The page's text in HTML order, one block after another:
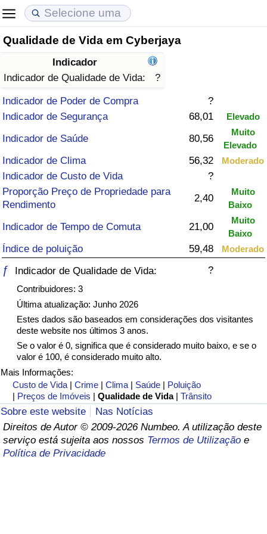
Qualidade de Vida em Cyberjaya
Indicador
Indicador de Qualidade de Vida:
?
Indicador de Poder de Compra
?
Indicador de Segurança
68,01 Elevado
Indicador de Saúde 80,56
Muito
Elevado
Indicador de Clima 56,32 Moderado
Indicador de Custo de Vida
?
Proporção Preço de Propriedade para
Rendimento
2,40
Muito
Baixo
Indicador de Tempo de Comuta 21,00
Muito
Baixo
Índice de poluição 59,48 Moderado
ƒ Indicador de Qualidade de Vida: ?
Contribuidores: 3
Última atualização: Junho 2026
Estes dados são baseados em considerações dos visitantes
deste website nos últimos 3 anos.
Se o valor é 0, significa que é considerado muito baixo, e se o
valor é 100, é considerado muito alto.
Mais Informações:
Custo de Vida |Crime |Clima | Saúde | Poluição
| Preços de Imóveis |Qualidade de Vida |Trânsito
Sobre este website
Nas Notícias
Direitos de Autor © 2009-2026 Numbeo. A utilização deste
serviço está sujeita aos nossos Termos de Utilização e
Política de Privacidade
Custo de Vida
Indicador de Custo de Vida (Atual)
Indicador de Custo de Vida
Indicador de Custo de Vida Por País
em Aqaba
Preços de Imóveis
Indicador de Preços de Imóveis (Atual)
Indicador de Preços de Imóveis
Indicador de Preços de Imóveis por País
Qualidade de Vida
Indicador de Qualidade de Vida
Indicador de Qualidade de Vida (Atual)
Índice de qualidade de vida por país
Crime
Taxa do Indicador de Crime (Atual)
Indicador de Crime
Índice de criminalidade por país
Saúde
Indicador de Saúde (Atual)
Indicador de Saúde
Indicador de Saúde por País
Poluição
Indicador de Poluição (Atual)